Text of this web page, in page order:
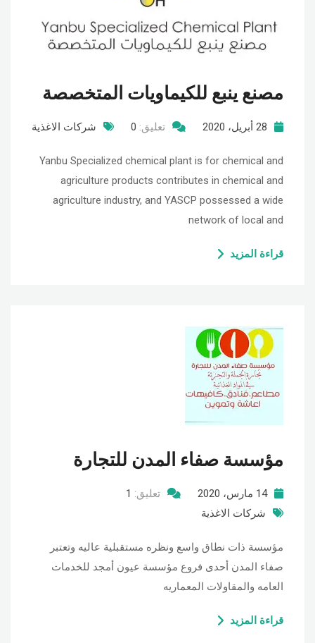
مصنع ينبع للكيماويات المتخصصة
28 أبريل، 2020 تعليق: 0 شركات الاغذية
Yanbu Specialized chemical plant is for chemical and
agriculture products contributes in chemical and
agriculture industry, and YASCP possessed a wide
network of local and
قراءة المزيد
مؤسسة صفاء المدن للتجارة
14 مارس، 2020 تعليق: 1
شركات الاغذية
مؤسسة ذات نطاق واسع ونظره مستقبلية عاليه وتعتبر
صفاء المدن أحدى فروع مؤسسة عيون أمجد للخدمات
العامه والمقاولات المعماريه
قراءة المزيد